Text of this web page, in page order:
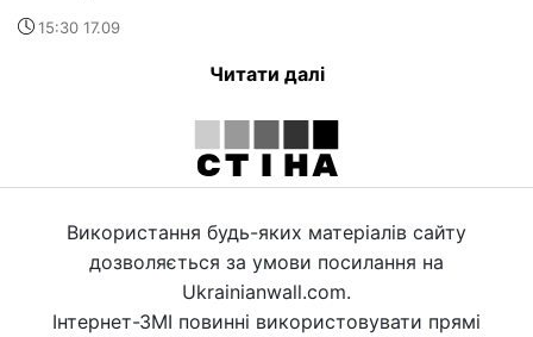
15:30 17.09
Читати далі
Використання будь-яких матеріалів сайту
дозволяється за умови посилання на
Ukrainianwall.com.
Інтернет-ЗМІ повинні використовувати прямі